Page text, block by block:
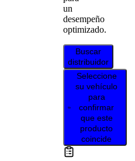
un
desempeño
optimizado.
Buscar
distribuidor
Seleccione
su vehículo
para
confirmar
que este
producto
coincide